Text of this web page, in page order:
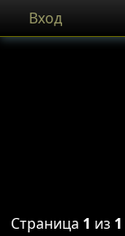
Вход
Страница 1 из 1